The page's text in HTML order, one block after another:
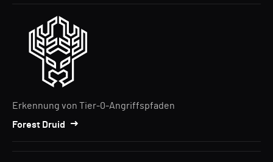
Erkennung von Tier-0-Angriffspfaden
Forest Druid